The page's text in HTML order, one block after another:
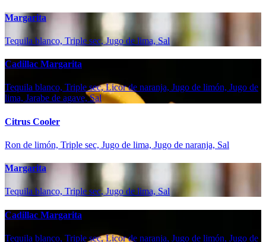
Margarita
Tequila blanco, Triple sec, Jugo de lima, Sal
Cadillac Margarita
Tequila blanco, Triple sec, Licor de naranja, Jugo de limón, Jugo de
lima, Jarabe de agave, Sal
Citrus Cooler
Ron de limón, Triple sec, Jugo de lima, Jugo de naranja, Sal
Margarita
Tequila blanco, Triple sec, Jugo de lima, Sal
Cadillac Margarita
Tequila blanco, Triple sec, Licor de naranja, Jugo de limón, Jugo de